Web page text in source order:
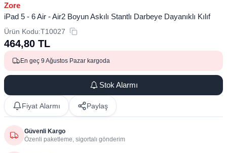
Zore
iPad 5 - 6 Air - Air2 Boyun Askılı Stantlı Darbeye Dayanıklı Kılıf
Ürün Kodu:T10027
464,80 TL
En geç 9 Ağustos Pazar kargoda
Stok Alarmı
Fiyat Alarmı Paylaş
Güvenli Kargo
Özenli paketleme, sigortalı gönderim